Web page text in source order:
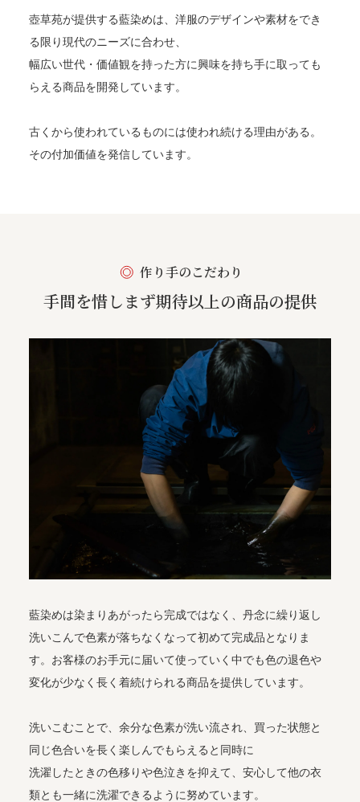
壺草苑が提供する藍染めは、洋服のデザインや素材をでき
る限り現代のニーズに合わせ、
幅広い世代・価値観を持った方に興味を持ち手に取っても
らえる商品を開発しています。
古くから使われているものには使われ続ける理由がある。
その付加価値を発信しています。
作り手のこだわり
手間を惜しまず期待以上の商品の提供
藍染めは染まりあがったら完成ではなく、丹念に繰り返し
洗いこんで色素が落ちなくなって初めて完成品となりま
す。お客様のお手元に届いて使っていく中でも色の退色や
変化が少なく長く着続けられる商品を提供しています。
洗いこむことで、余分な色素が洗い流され、買った状態と
同じ色合いを長く楽しんでもらえると同時に
洗濯したときの色移りや色泣きを抑えて、安心して他の衣
類とも一緒に洗濯できるように努めています。